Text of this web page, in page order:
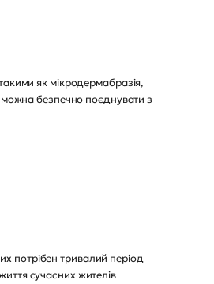
як мікродермабразія,
можна безпечно поєднувати з
потрібен тривалий період
сучасних жителів